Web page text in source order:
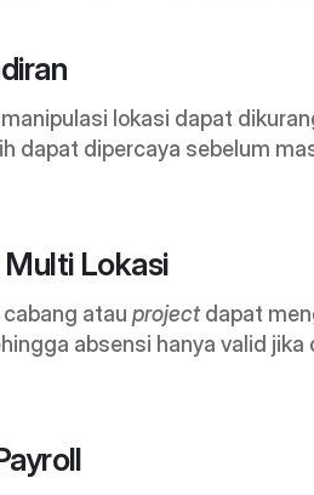
lokasi dapat
dapat dipercaya sebelum
Lokasi
cabang atau project dapat
absensi hanya valid jika